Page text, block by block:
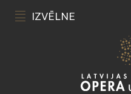
IZVĒLNE